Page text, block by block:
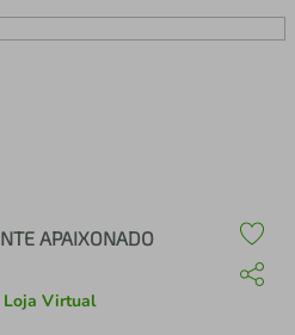
APAIXONADO
Virtual